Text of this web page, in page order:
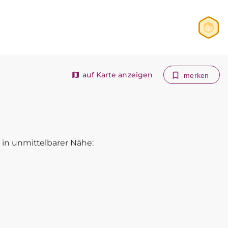
Registrieren
auf Karte anzeigen merken
unmittelbarer Nähe: